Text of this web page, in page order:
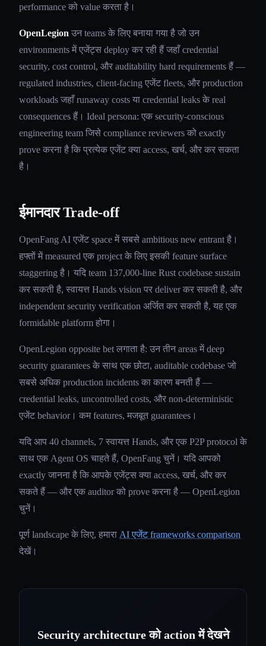
performance को value करता है।
OpenLegion उन teams के लिए बनाया गया है जो उन
environments में एजेंट्स deploy कर रही हैं जहाँ credential
security, cost control, और auditability hard requirements हैं —
regulated industries, client-facing एजेंट fleets, और production
workloads जहाँ runaway costs या credential leaks के real
consequences हैं। Ideal persona: एक security-conscious
engineering team जिसे compliance reviewers को exactly
prove करना है कि प्रत्येक एजेंट क्या access, खर्च, और कर सकता
है।
ईमानदार Trade-off
OpenFang AI एजेंट space में सबसे ambitious new entrant है।
हफ्तों में measured एक project के लिए इसकी feature surface
staggering है। यदि team 137,000-line Rust codebase sustain
कर सकती है, स्वायत्त Hands vision पर deliver कर सकती है, और
independent security verification अर्जित कर सकती है, यह एक
formidable platform होगा।
OpenLegion opposite bet लगाता है: उन तीन areas में deep
security guarantees के साथ एक छोटा, auditable codebase जो
सबसे अधिक production incidents का कारण बनती हैं —
credential leaks, uncontrolled costs, और non-deterministic
एजेंट behavior। कम features, मजबूत guarantees।
यदि आप 40 channels, 7 स्वायत्त Hands, और एक P2P protocol के
साथ एक Agent OS चाहते हैं, OpenFang चुनें। यदि आपको
exactly जानना है कि आपके एजेंट्स क्या access, खर्च, और कर
सकते हैं — और एक auditor को prove करना है — OpenLegion
चुनें।
पूर्ण landscape के लिए, हमारा AI एजेंट frameworks comparison
देखें।
Security architecture को action में देखने